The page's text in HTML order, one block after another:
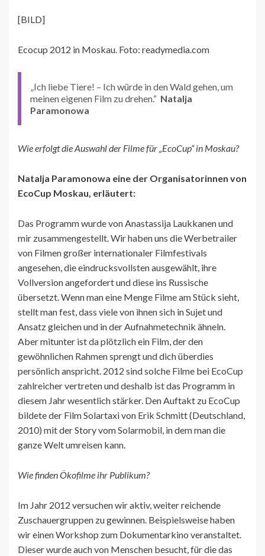
[BILD]
Ecocup 2012 in Moskau. Foto: readymedia.com
„Ich liebe Tiere! – Ich würde in den Wald gehen, um
meinen eigenen Film zu drehen.“ Natalja
Paramonowa
Wie erfolgt die Auswahl der Filme für „EcoCup“ in Moskau?
Natalja Paramonowa eine der Organisatorinnen von
EcoCup Moskau, erläutert:
Das Programm wurde von Anastassija Laukkanen und
mir zusammengestellt. Wir haben uns die Werbetrailer
von Filmen großer internationaler Filmfestivals
angesehen, die eindrucksvollsten ausgewählt, ihre
Vollversion angefordert und diese ins Russische
übersetzt. Wenn man eine Menge Filme am Stück sieht,
stellt man fest, dass viele von ihnen sich in Sujet und
Ansatz gleichen und in der Aufnahmetechnik ähneln.
Aber mitunter ist da plötzlich ein Film, der den
gewöhnlichen Rahmen sprengt und dich überdies
persönlich anspricht. 2012 sind solche Filme bei EcoCup
zahlreicher vertreten und deshalb ist das Programm in
diesem Jahr wesentlich stärker. Den Auftakt zu EcoCup
bildete der Film Solartaxi von Erik Schmitt (Deutschland,
2010) mit der Story vom Solarmobil, in dem man die
ganze Welt umreisen kann.
Wie finden Ökofilme ihr Publikum?
Im Jahr 2012 versuchen wir aktiv, weiter reichende
Zuschauergruppen zu gewinnen. Beispielsweise haben
wir einen Workshop zum Dokumentarkino veranstaltet.
Dieser wurde auch von Menschen besucht, für die das